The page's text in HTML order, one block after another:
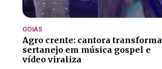
GOIÁS
Agro crente: cantora transforma
sertanejo em música gospel e
vídeo viraliza